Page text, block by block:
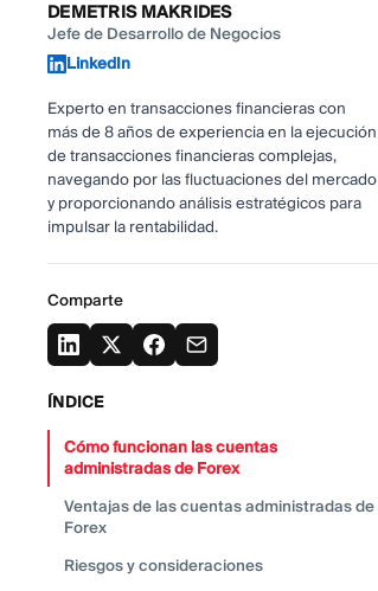
DEMETRIS MAKRIDES
Jefe de Desarrollo de Negocios
LinkedIn
Experto en transacciones financieras con
más de 8 años de experiencia en la ejecución
de transacciones financieras complejas,
navegando por las fluctuaciones del mercado
y proporcionando análisis estratégicos para
impulsar la rentabilidad.
Comparte
ÍNDICE
Cómo funcionan las cuentas
administradas de Forex
Ventajas de las cuentas administradas de
Forex
Riesgos yconsideraciones